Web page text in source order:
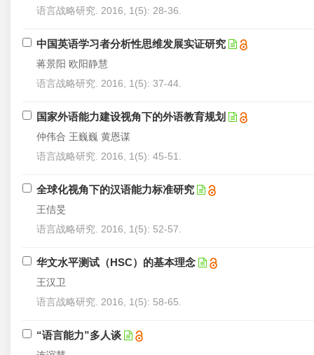
语言战略研究. 2016, 1(5): 28-36.
中国英语学习者分析性思维发展实证研究
蒋景阳 欧阳静慧
语言战略研究. 2016, 1(5): 37-44.
国家外语能力建设视角下的外语教育规划
仲伟合 王巍巍 黄恩谋
语言战略研究. 2016, 1(5): 45-51.
全球化视角下的汉语能力标准研究
王佶旻
语言战略研究. 2016, 1(5): 52-57.
华文水平测试（HSC）的基本理念
王汉卫
语言战略研究. 2016, 1(5): 58-65.
“语言能力”多人谈